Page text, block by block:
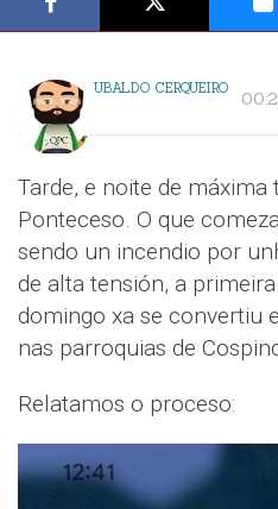
UBALDO CERQUEIRO
Tarde, e noite de máxima
Ponteceso. O que
sendo un incendio por
de alta tensión, a
domingo xa se convertiu
nas parroquias de
Relatamos o proceso: